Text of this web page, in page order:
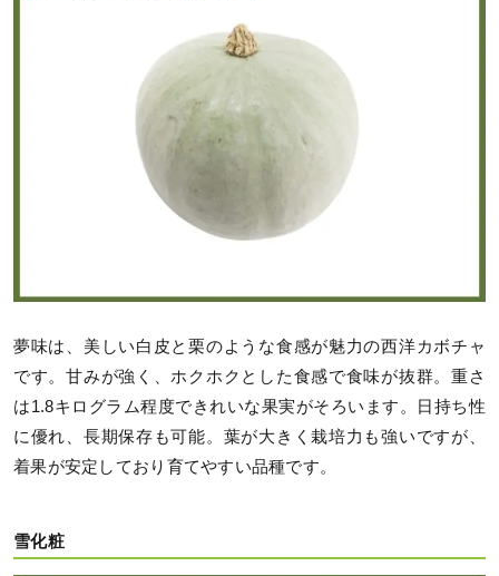
夢味は、美しい白皮と栗のような食感が魅力の西洋カボチャ
です。甘みが強く、ホクホクとした食感で食味が抜群。重さ
は1.8キログラム程度できれいな果実がそろいます。日持ち性
に優れ、長期保存も可能。葉が大きく栽培力も強いですが、
着果が安定しており育てやすい品種です。
雪化粧